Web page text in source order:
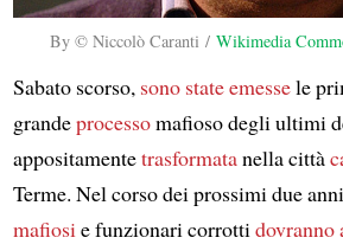
By © Niccolò Caranti /Wikimedia
Sabato scorso, sono state emessele
grandeprocessomafioso degli ultimi
appositamentetrasformatanella città
Terme. Nel corso dei prossimi due
mafiosi e funzionari corrotti dovranno